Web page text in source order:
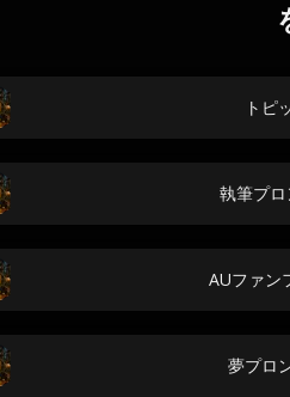
トピ
執筆プロ
AUファン
夢プロ